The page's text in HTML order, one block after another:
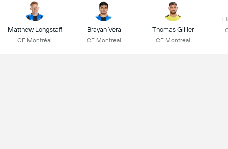
Matthew Longstaff
CF Montréal
Brayan Vera
CF Montréal
Thomas Gillier
CF Montréal